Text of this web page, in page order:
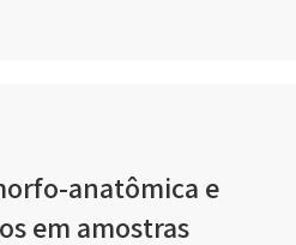
anatômica e
em amostras